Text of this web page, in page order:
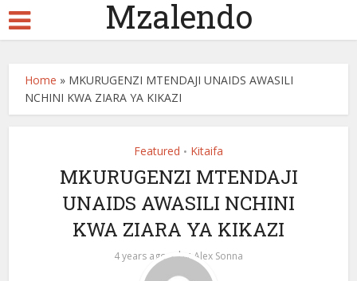
Mzalendo
Home » MKURUGENZI MTENDAJI UNAIDS AWASILI
NCHINI KWA ZIARA YA KIKAZI
Featured • Kitaifa
MKURUGENZI MTENDAJI
UNAIDS AWASILI NCHINI
KWA ZIARA YA KIKAZI
4 years ago by Alex Sonna